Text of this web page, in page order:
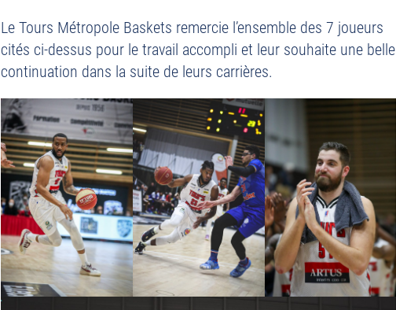
Le Tours Métropole Baskets remercie l’ensemble des 7 joueurs
cités ci-dessus pour le travail accompli et leur souhaite une belle
continuation dans la suite de leurs carrières.